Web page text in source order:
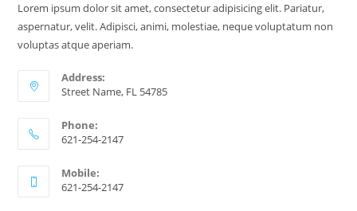
Lorem ipsum dolor sit amet, consectetur adipisicing elit. Pariatur,
aspernatur, velit. Adipisci, animi, molestiae, neque voluptatum non
voluptas atque aperiam.
Address:
Street Name, FL 54785
Phone:
621-254-2147
Mobile:
621-254-2147